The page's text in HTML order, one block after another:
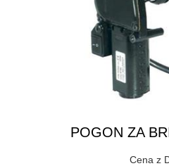
POGON ZA
Cena z